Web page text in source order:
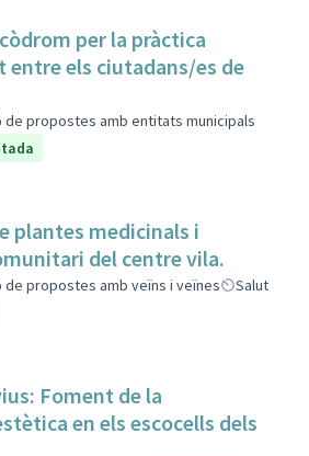
per la pràctica
entre els ciutadans/es de
de propostes amb entitats municipals
plantes medicinals i
del centre vila.
propostes amb veïns i veïnes
Salut
Foment de la
en els escocells dels